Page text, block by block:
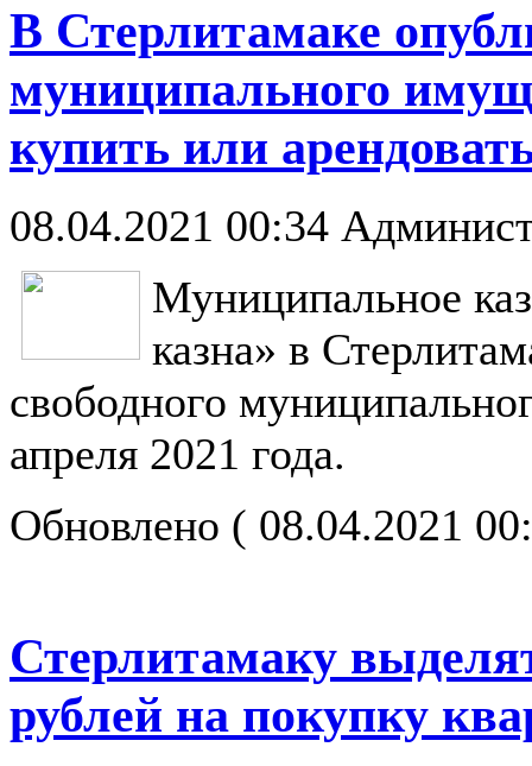
В Стерлитамаке
муниципального
купить или
08.04.2021 00:34
Муниципальное
казна» в
свободного
апреля 2021 года.
Обновлено ( 08.04.2021
Стерлитамаку
рублей на покупку